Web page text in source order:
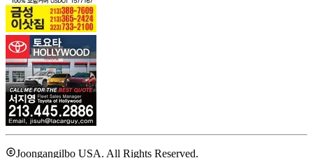
Joongangilbo USA. All Rights Reserved.